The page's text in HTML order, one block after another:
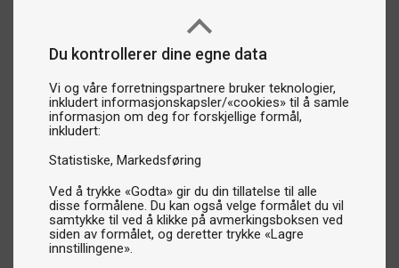
Du kontrollerer dine egne data
Vi og våre forretningspartnere bruker teknologier,
inkludert informasjonskapsler/«cookies» til å samle
informasjon om deg for forskjellige formål,
inkludert:
Statistiske Markedsføring
Ved å trykke «Godta» gir du din tillatelse til alle
disse formålene. Du kan også velge formålet du vil
samtykke til ved å klikke på avmerkingsboksen ved
siden av formålet, og deretter trykke «Lagre
innstillingene».